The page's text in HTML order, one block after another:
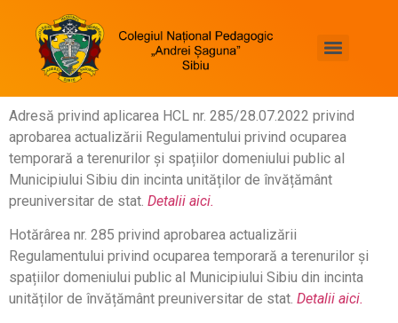
Adresă privind aplicarea HCL nr. 285/28.07.2022 privind
aprobarea actualizării Regulamentului privind ocuparea
temporară a terenurilor și spațiilor domeniului public al
Municipiului Sibiu din incinta unităților de învățământ
preuniversitar de stat. Detalii aici.
Hotărârea nr. 285 privind aprobarea actualizării
Regulamentului privind ocuparea temporară a terenurilor și
spațiilor domeniului public al Municipiului Sibiu din incinta
unităților de învățământ preuniversitar de stat. Detalii aici.